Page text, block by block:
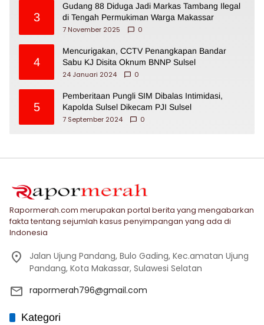
3
Gudang 88 Diduga Jadi Markas Tambang Ilegal
di Tengah Permukiman Warga Makassar
7 November 2025
0
4
Mencurigakan, CCTV Penangkapan Bandar
Sabu KJ Disita Oknum BNNP Sulsel
24 Januari 2024
0
5
Pemberitaan Pungli SIM Dibalas Intimidasi,
Kapolda Sulsel Dikecam PJI Sulsel
7 September 2024
0
Rapormerah.com merupakan portal berita yang mengabarkan
fakta tentang sejumlah kasus penyimpangan yang ada di
Indonesia
Jalan Ujung Pandang, Bulo Gading, Kec.amatan Ujung
Pandang, Kota Makassar, Sulawesi Selatan
rapormerah796@gmail.com
Kategori